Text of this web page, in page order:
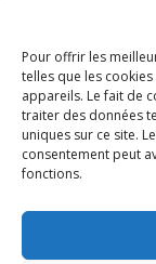
Pour offrir les
telles que les
appareils. Le fait de
traiter des données
uniques sur ce site.
consentement peut
fonctions.
06 Juil 2026
Étude
01 Juil 2026
Pénurie du
Wallonie ?